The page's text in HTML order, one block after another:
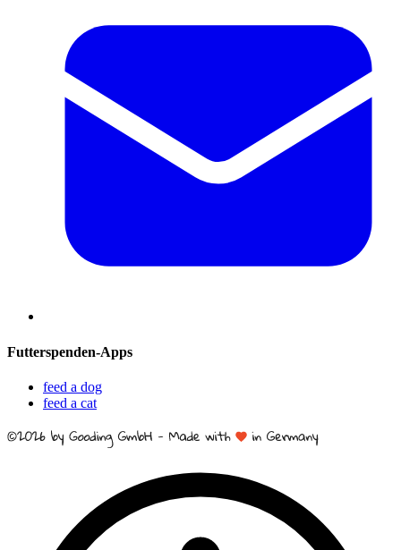
Futterspenden-Apps
feed a dog
feed a cat